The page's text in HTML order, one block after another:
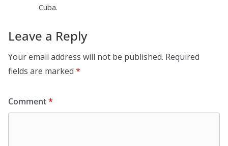
Cuba.
Leave a Reply
Your email address will not be published. Required
fields are marked *
Comment*